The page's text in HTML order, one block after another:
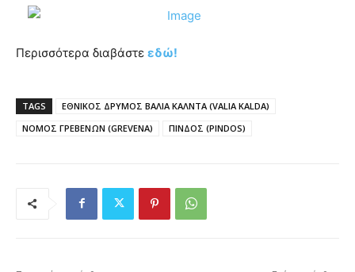
Περισσότερα διαβάστε εδώ!
TAGS
ΕΘΝΙΚΟΣ ΔΡΥΜΟΣ ΒΑΛΙΑ ΚΑΛΝΤΑ (VALIA KALDA)
ΝΟΜΟΣ ΓΡΕΒΕΝΩΝ (GREVENA)
ΠΙΝΔΟΣ (PINDOS)